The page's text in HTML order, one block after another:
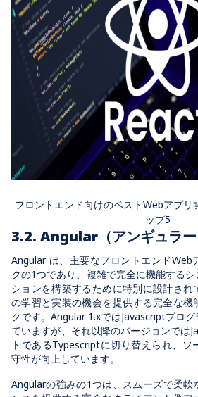
フロントエンド向けのベストWebアプリ
ップ5
3.2. Angular（アンギュラー
Angular は、主要なフロントエンドWeb
クの1つであり、複雑で完全に機能する
ションを構築するために特別に設計され
の学習と実装の機会を提供する完全な機
クです。Angular 1.xではJavascriptプロ
ていますが、それ以降のバージョンでは
トであるTypescriptに切り替えられ、ソ
守性が向上しています。
Angularの強みの1つは、スムーズで柔軟